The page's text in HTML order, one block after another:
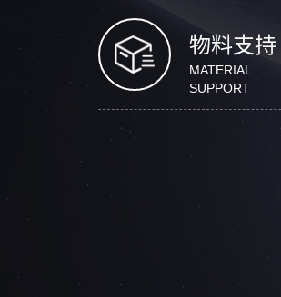
物料支持
MATERIAL
SUPPORT